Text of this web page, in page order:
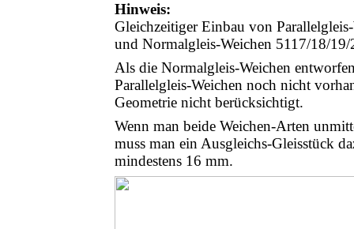
Hinweis:
Gleichzeitiger Einbau von
und Normalgleis-Weichen 5117/18/
Als die Normalgleis-Weichen
Parallelgleis-Weichen noch nicht
Geometrie nicht berücksichtigt.
Wenn man beide Weichen-Arten
muss man ein Ausgleichs-Gleisstück
mindestens 16 mm.